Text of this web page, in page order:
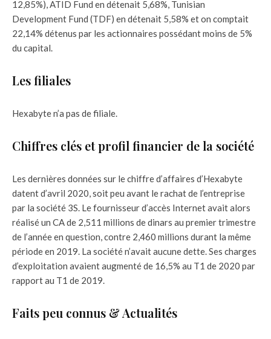
12,85%), ATID Fund en détenait 5,68%, Tunisian
Development Fund (TDF) en détenait 5,58% et on comptait
22,14% détenus par les actionnaires possédant moins de 5%
du capital.
Les filiales
Hexabyte n’a pas de filiale.
Chiffres clés et profil financier de la société
Les dernières données sur le chiffre d’affaires d’Hexabyte
datent d’avril 2020, soit peu avant le rachat de l’entreprise
par la société 3S. Le fournisseur d’accès Internet avait alors
réalisé un CA de 2,511 millions de dinars au premier trimestre
de l’année en question, contre 2,460 millions durant la même
période en 2019. La société n’avait aucune dette. Ses charges
d’exploitation avaient augmenté de 16,5% au T1 de 2020 par
rapport au T1 de 2019.
Faits peu connus & Actualités